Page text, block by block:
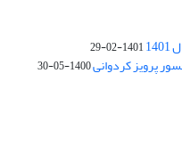
1401-02-29
پرویز کردوانی1400-05-30